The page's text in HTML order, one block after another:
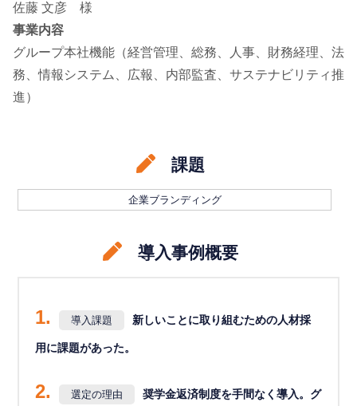
佐藤 文彦 様
事業内容
グループ本社機能（経営管理、総務、人事、財務経理、法
務、情報システム、広報、内部監査、サステナビリティ推
進）
課題
企業ブランディング
導入事例概要
1. 導入課題 新しいことに取り組むための人材採
用に課題があった。
2. 選定の理由 奨学金返済制度を手間なく導入。グ